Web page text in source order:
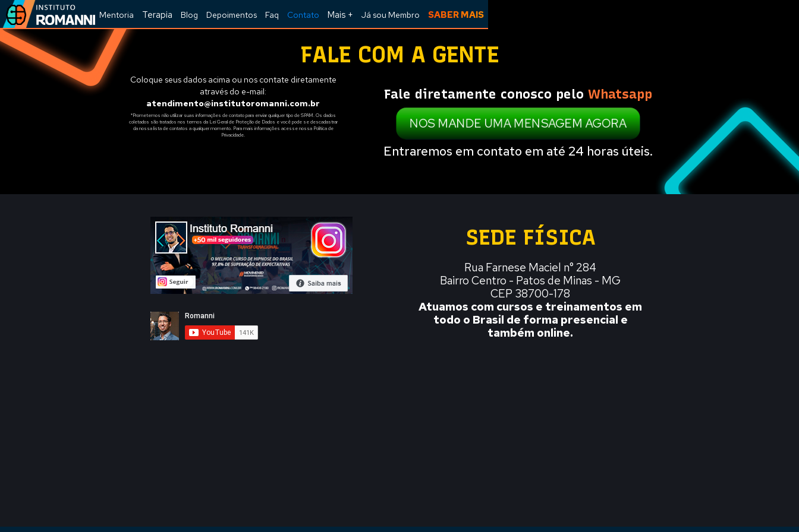
Mentoria Terapia Blog Depoimentos Faq Contato Mais + Já sou Membro SABER MAIS
FALE COM A GENTE
Coloque seus dados acima ou nos contate diretamente
através do e-mail:
atendimento@institutoromanni.com.br
*Prometemos não utilizar suas informações de contato para enviar qualquer tipo de SPAM. Os dados
coletados são tratados nos termos da Lei Geral de Proteção de Dados e você pode se descadastrar
da nossa lista de contatos a qualquer momento. Para mais informações acesse nossa Política de
Privacidade.
Fale diretamente conosco peloWhatsapp
NOS MANDE UMA MENSAGEM AGORA
Entraremos em contato em até 24 horas úteis.
SEDE FÍSICA
Rua Farnese Maciel n° 284
Bairro Centro - Patos de Minas - MG
CEP 38700-178
Atuamos com cursos e treinamentos em
todo o Brasil de forma presencial e
também online.